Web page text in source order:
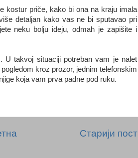
kostur priče, kako bi ona na kraju imala
detaljan kako vas ne bi sputavao pri
neku bolju ideju, odmah je zapišite i
. U takvoj situaciji potreban vam je nalet
kroz prozor, jednim telefonskim
koja vam prva padne pod ruku.
Старији пост